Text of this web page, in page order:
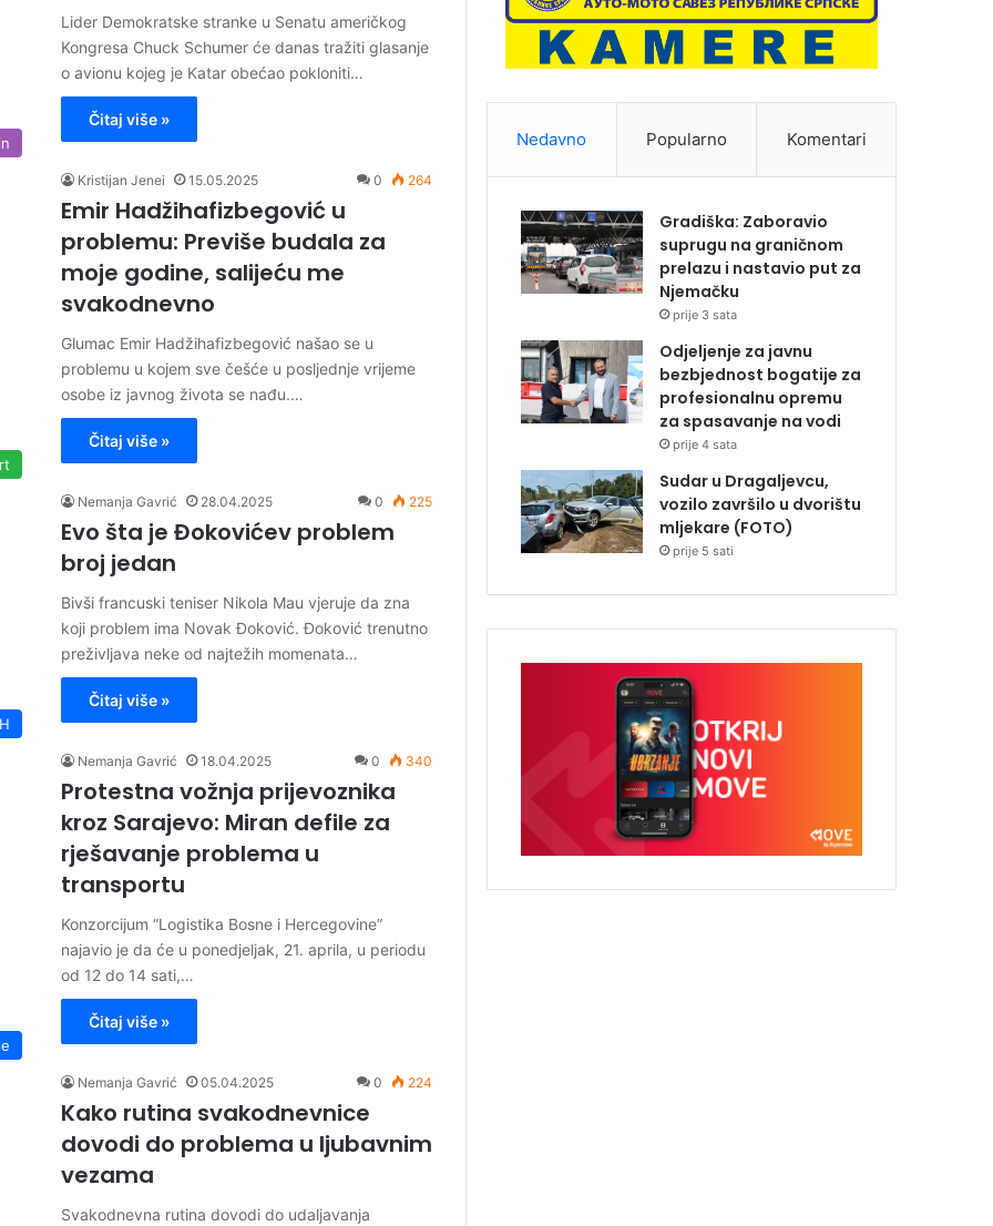
Lider Demokratske stranke u Senatu američkog
Kongresa Chuck Schumer će danas tražiti glasanje
o avionu kojeg je Katar obećao pokloniti…
Čitaj više »
Kristijan Jenei 15.05.2025 0 264
Emir Hadžihafizbegović u
problemu: Previše budala za
moje godine, salijeću me
svakodnevno
Glumac Emir Hadžihafizbegović našao se u
problemu u kojem sve češće u posljednje vrijeme
osobe iz javnog života se nađu.…
Čitaj više »
Nemanja Gavrić 28.04.2025 0 225
Evo šta je Đokovićev problem
broj jedan
Bivši francuski teniser Nikola Mau vjeruje da zna
koji problem ima Novak Đoković. Đoković trenutno
preživljava neke od najtežih momenata…
Čitaj više »
Nemanja Gavrić 18.04.2025 0 340
Protestna vožnja prijevoznika
kroz Sarajevo: Miran defile za
rješavanje problema u
transportu
Konzorcijum “Logistika Bosne i Hercegovine”
najavio je da će u ponedjeljak, 21. aprila, u periodu
od 12 do 14 sati,…
Čitaj više »
Nemanja Gavrić 05.04.2025 0 224
Kako rutina svakodnevnice
dovodi do problema u ljubavnim
vezama
Svakodnevna rutina dovodi do udaljavanja
Nedavno Popularno Komentari
Gradiška: Zaboravio
suprugu na graničnom
prelazu i nastavio put za
Njemačku
prije 3 sata
Odjeljenje za javnu
bezbjednost bogatije za
profesionalnu opremu
za spasavanje na vodi
prije 4 sata
Sudar u Dragaljevcu,
vozilo završilo u dvorištu
mljekare (FOTO)
prije 5 sati